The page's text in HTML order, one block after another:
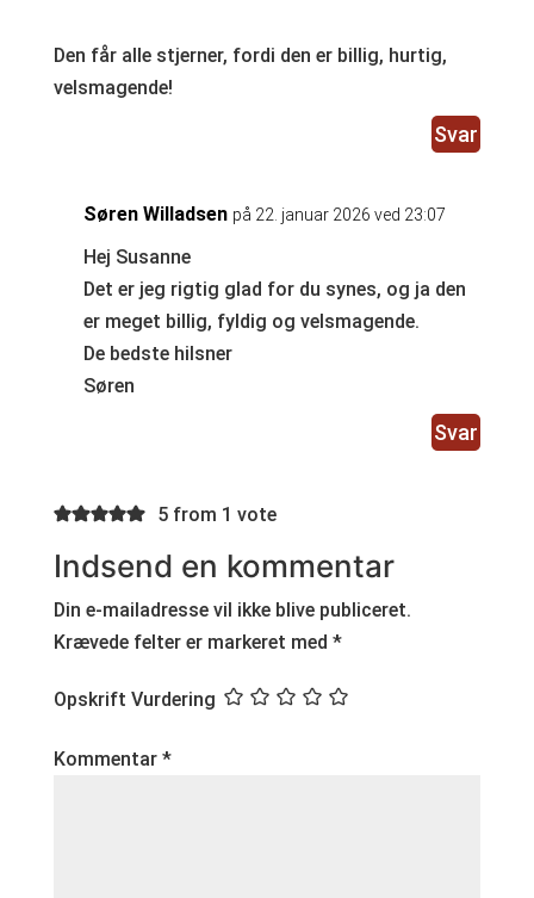
Den får alle stjerner, fordi den er billig, hurtig,
velsmagende!
Svar
Søren Willadsen på 22. januar 2026 ved 23:07
Hej Susanne
Det er jeg rigtig glad for du synes, og ja den
er meget billig, fyldig og velsmagende.
De bedste hilsner
Søren
Svar
5 from 1 vote
Indsend en kommentar
Din e-mailadresse vil ikke blive publiceret.
Krævede felter er markeret med *
Opskrift Vurdering
Kommentar *